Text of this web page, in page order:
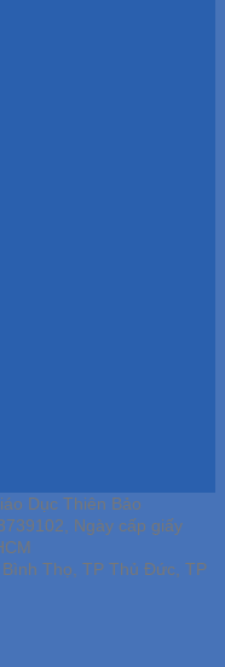
Dục Thiên Bảo
Ngày cấp giấy
Thọ, TP Thủ Đức, TP